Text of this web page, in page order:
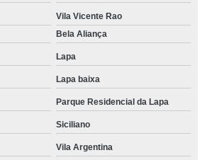
Vila Vicente Rao
Bela Aliança
Lapa
Lapa baixa
Parque Residencial da Lapa
Siciliano
Vila Argentina